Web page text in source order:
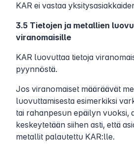
KAR ei vastaa
3.5 Tietojen ja metallien
viranomaisille
KAR luovuttaa tietoja
pyynnöstä.
Jos viranomaiset määräävät
luovuttamisesta esimerkiksi
tai rahanpesun epäilyn vuoksi,
keskeytetään siihen asti, että
metallit palautettu KAR:lle.